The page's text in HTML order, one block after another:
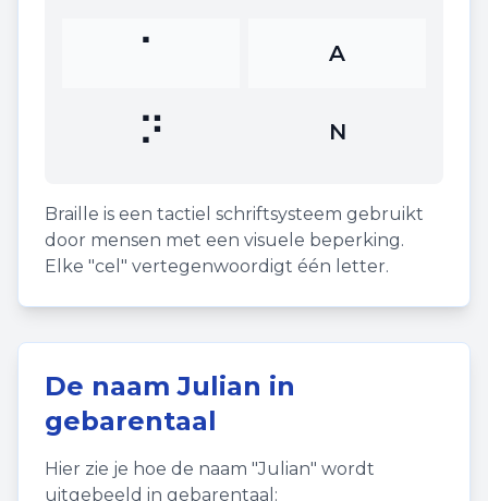
⠁ A
⠝ N
Braille is een tactiel schriftsysteem gebruikt
door mensen met een visuele beperking.
Elke "cel" vertegenwoordigt één letter.
De naamJulian in
gebarentaal
Hier zie je hoe de naam "Julian" wordt
uitgebeeld in gebarentaal: